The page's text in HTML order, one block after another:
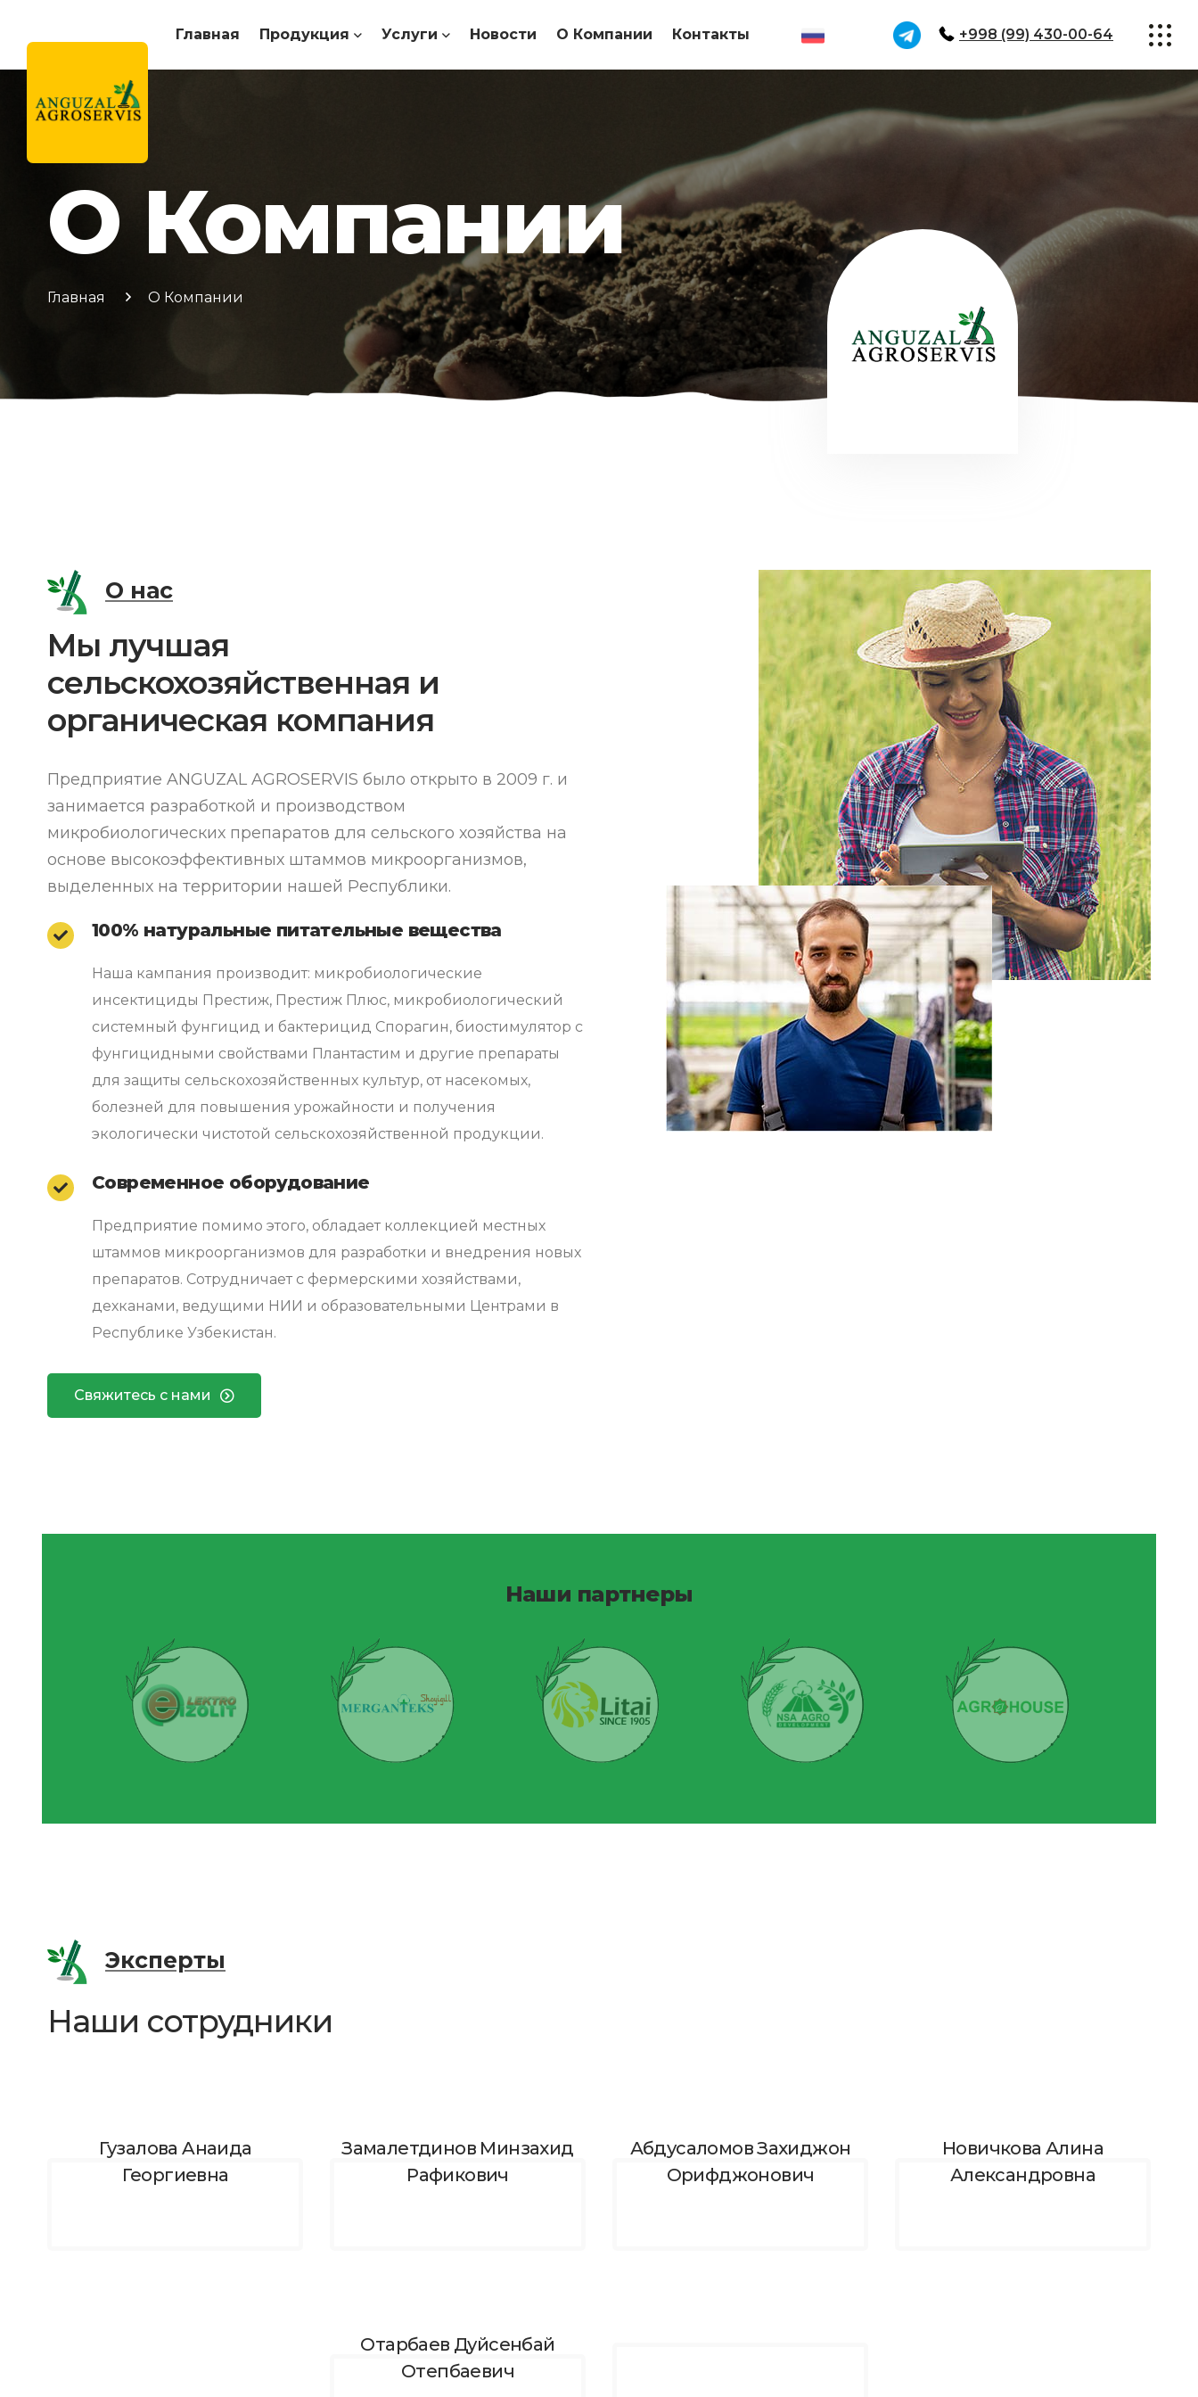
Главная Продукция Услуги Новости О Компании Контакты +998 (99) 430-00-64
О Компании
Главная О Компании
О нас
Мы лучшая
сельскохозяйственная и
органическая компания
Предприятие ANGUZAL AGROSERVIS было открыто в 2009 г. и
занимается разработкой и производством
микробиологических препаратов для сельского хозяйства на
основе высокоэффективных штаммов микроорганизмов,
выделенных на территории нашей Республики.
100% натуральные питательные вещества
Наша кампания производит: микробиологические
инсектициды Престиж, Престиж Плюс, микробиологический
системный фунгицид и бактерицид Спорагин, биостимулятор с
фунгицидными свойствами Плантастим и другие препараты
для защиты сельскохозяйственных культур, от насекомых,
болезней для повышения урожайности и получения
экологически чистотой сельскохозяйственной продукции.
Современное оборудование
Предприятие помимо этого, обладает коллекцией местных
штаммов микроорганизмов для разработки и внедрения новых
препаратов. Сотрудничает с фермерскими хозяйствами,
дехканами, ведущими НИИ и образовательными Центрами в
Республике Узбекистан.
Свяжитесь с нами
Наши партнеры
Эксперты
Наши сотрудники
Гузалова Aнаида
Георгиевна
Замалетдинов Минзахид
Рафикович
Абдусаломов Захиджон
Орифджонович
Новичкова Алина
Александровна
Отарбаев Дуйсенбай
Отепбаевич